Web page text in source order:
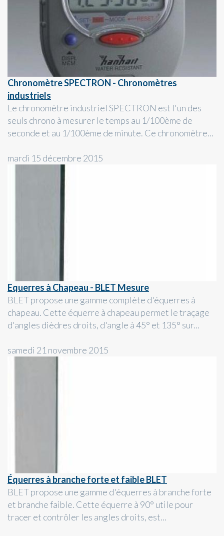
Chronomètre SPECTRON - Chronomètres
industriels
Le chronomètre industriel SPECTRON est l'un des
seuls chrono à mesurer le temps au 1/100ème de
seconde et au 1/100ème de minute. Ce chronomètre...
mardi 15 décembre 2015
Equerres à Chapeau - BLET Mesure
BLET propose une gamme complète d'équerres à
chapeau. Cette équerre à chapeau permet le traçage
d'angles dièdres droits, d'angle à 45° et 135° sur...
samedi 21 novembre 2015
Équerres à branche forte et faible BLET
BLET propose une gamme d'équerres à branche forte
et branche faible. Cette équerre à 90° utile pour
tracer et contrôler les angles droits, est...